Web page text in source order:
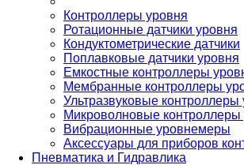
Контроллеры уровня
Ротационные датчики уровня
Кондуктометрические датчики
Поплавковые датчики уровня
Емкостные контроллеры
Мембранные контроллеры
Ультразвуковые контроллеры
Микроволновые контроллеры
Вибрационные уровнемеры
Аксессуары для приборов
Пневматика и Гидравлика